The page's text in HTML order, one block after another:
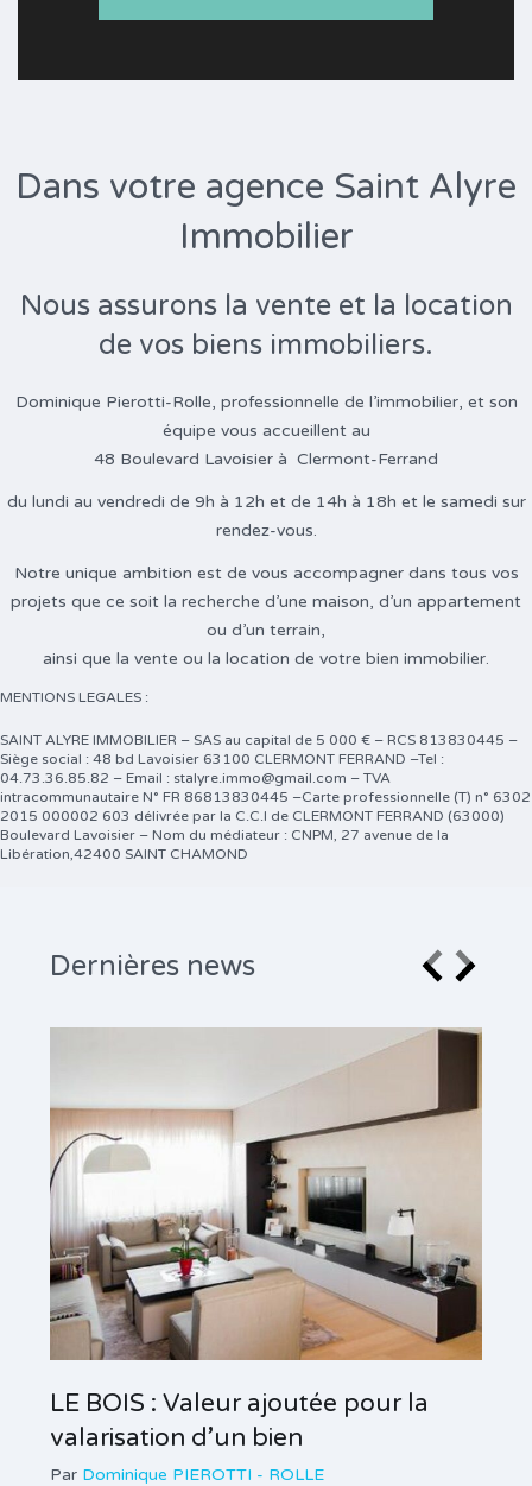
Dans votre agence Saint Alyre
Immobilier
Nous assurons la vente et la location
de vos biens immobiliers.
Dominique Pierotti-Rolle, professionnelle de l’immobilier, et son
équipe vous accueillent au
48 Boulevard Lavoisier à Clermont-Ferrand
du lundi au vendredi de 9h à 12h et de 14h à 18h et le samedi sur
rendez-vous.
Notre unique ambition est de vous accompagner dans tous vos
projets que ce soit la recherche d’une maison, d’un appartement
ou d’un terrain,
ainsi que la vente ou la location de votre bien immobilier.
MENTIONS LEGALES :
SAINT ALYRE IMMOBILIER – SAS au capital de 5 000 € – RCS 813830445 –
Siège social : 48 bd Lavoisier 63100 CLERMONT FERRAND –Tel :
04.73.36.85.82 – Email : stalyre.immo@gmail.com – TVA
intracommunautaire N° FR 86813830445 –Carte professionnelle (T) n° 6302
2015 000002 603 délivrée par la C.C.I de CLERMONT FERRAND (63000)
Boulevard Lavoisier – Nom du médiateur : CNPM, 27 avenue de la
Libération,42400 SAINT CHAMOND
Dernières news
LE BOIS : Valeur ajoutée pour la
valarisation d’un bien
Par Dominique PIEROTTI - ROLLE